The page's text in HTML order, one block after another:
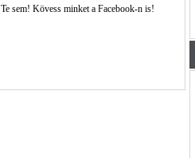
sem! Kövess minket a Facebook-n is!